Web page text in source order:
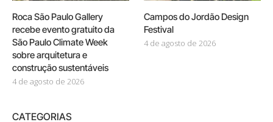
Roca São Paulo Gallery
recebe evento gratuito da
São Paulo Climate Week
sobre arquitetura e
construção sustentáveis
4 de agosto de 2026
Campos do Jordão Design
Festival
4 de agosto de 2026
CATEGORIAS